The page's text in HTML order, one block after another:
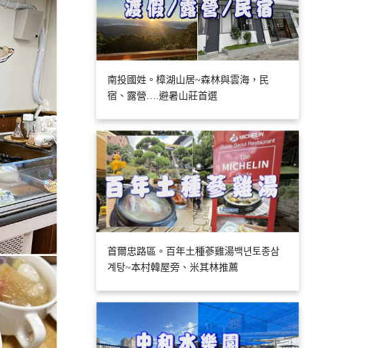
南投國姓。樟湖山居~森林與雲海，民
宿、露營….避暑山莊首選
首爾忠路區。百年土種蔘雞湯백년토종삼
계탕~本村韓屋旁、米其林推薦